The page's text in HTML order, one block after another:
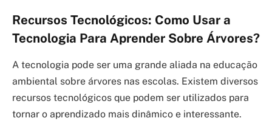
Recursos Tecnológicos: Como Usar a
Tecnologia Para Aprender Sobre Árvores?
A tecnologia pode ser uma grande aliada na educação
ambiental sobre árvores nas escolas. Existem diversos
recursos tecnológicos que podem ser utilizados para
tornar o aprendizado mais dinâmico e interessante.